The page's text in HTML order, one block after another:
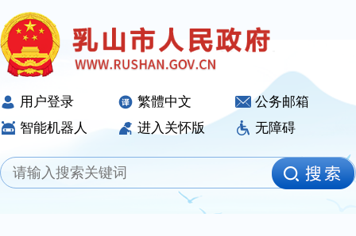
用户登录 繁體中文
公务邮箱
智能机器人
进入关怀版 无障碍